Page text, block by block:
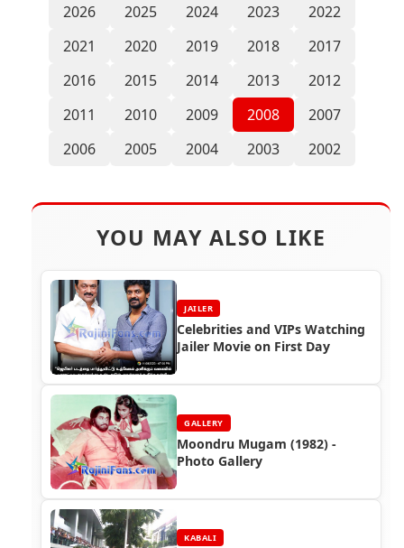
2026 2025 2024 2023
2022
2021
2020 2019 2018
2017
2016
2015 2014 2013
2012
2011
2010 2009 2008
2007
2006
2005 2004 2003 2002
YOU MAY ALSO LIKE
JAILER
Celebrities and VIPs Watching
Jailer Movie on First Day
GALLERY
Moondru Mugam (1982) -
Photo Gallery
KABALI